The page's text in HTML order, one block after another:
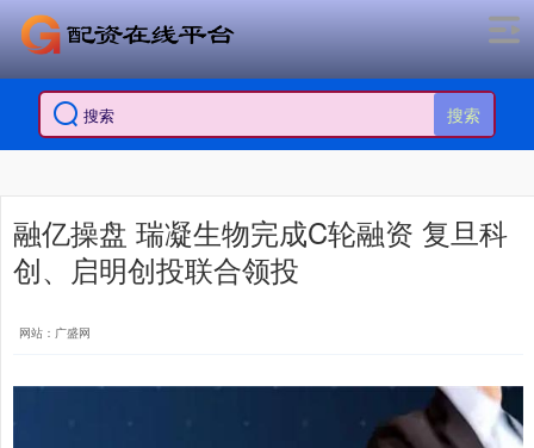
搜索
融亿操盘 瑞凝生物完成C轮融资 复旦科
创、启明创投联合领投
网站：广盛网